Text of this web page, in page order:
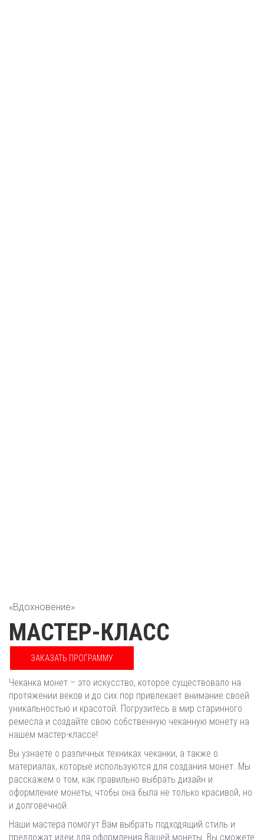
«Вдохновение»
МАСТЕР-КЛАСС
ЗАКАЗАТЬ ПРОГРАММУ
Чеканка монет – это искусство, которое существовало на
протяжении веков и до сих пор привлекает внимание своей
уникальностью и красотой. Погрузитесь в мир старинного
ремесла и создайте свою собственную чеканную монету на
нашем мастер-классе!
Вы узнаете о различных техниках чеканки, а также о
материалах, которые используются для создания монет. Мы
расскажем о том, как правильно выбрать дизайн и
оформление монеты, чтобы она была не только красивой, но
и долговечной.
Наши мастера помогут Вам выбрать подходящий стиль и
предложат идеи для оформления Вашей монеты. Вы сможете